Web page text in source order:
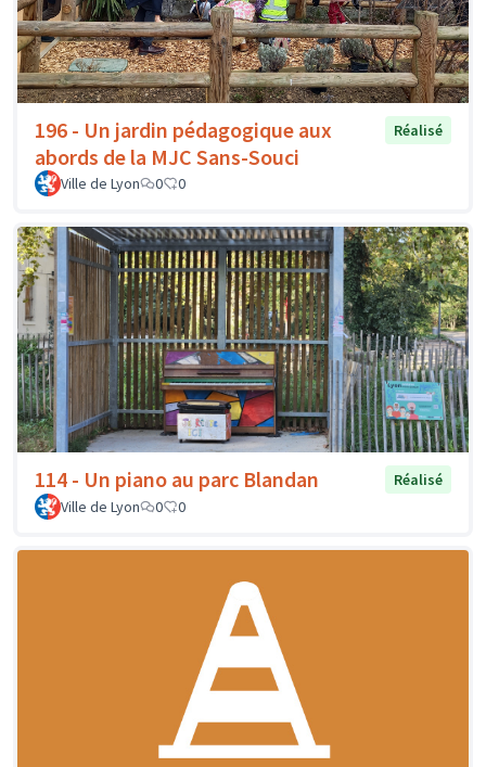
196 - Un jardin pédagogique aux
abords de la MJC Sans-Souci
Réalisé
Ville de Lyon 0 0
114 - Un piano au parc Blandan
Réalisé
Ville de Lyon
0 0